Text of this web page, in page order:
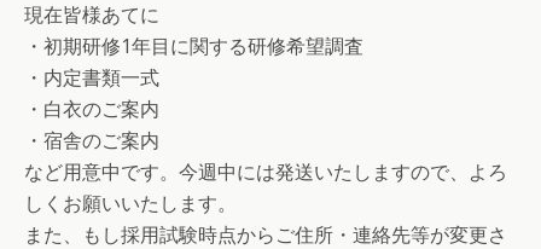
現在皆様あてに
・初期研修1年目に関する研修希望調査
・内定書類一式
・白衣のご案内
・宿舎のご案内
など用意中です。今週中には発送いたしますので、よろ
しくお願いいたします。
また、もし採用試験時点からご住所・連絡先等が変更さ